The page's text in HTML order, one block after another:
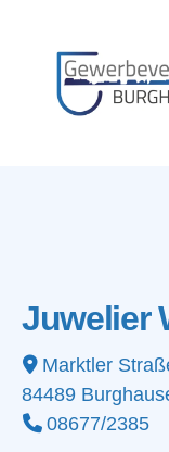
Juwelier
Marktler
84489
08677/2385